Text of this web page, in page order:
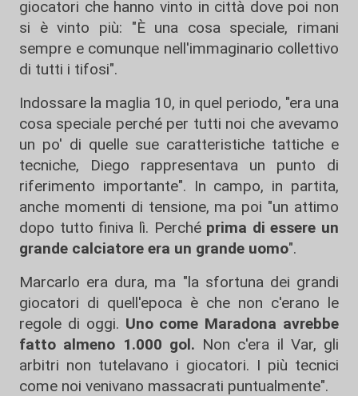
giocatori che hanno vinto in città dove poi non
si è vinto più: "È una cosa speciale, rimani
sempre e comunque nell'immaginario collettivo
di tutti i tifosi".
Indossare la maglia 10, in quel periodo, "era una
cosa speciale perché per tutti noi che avevamo
un po' di quelle sue caratteristiche tattiche e
tecniche, Diego rappresentava un punto di
riferimento importante". In campo, in partita,
anche momenti di tensione, ma poi "un attimo
dopo tutto finiva lì. Perchéprima di essere un
grande calciatore era un grande uomo".
Marcarlo era dura, ma "la sfortuna dei grandi
giocatori di quell'epoca è che non c'erano le
regole di oggi. Uno come Maradona avrebbe
fatto almeno 1.000 gol. Non c'era il Var, gli
arbitri non tutelavano i giocatori. I più tecnici
come noi venivano massacrati puntualmente".